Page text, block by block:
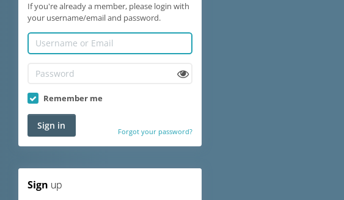
If you're already a member, please login with
your username/email and password.
Remember me
Sign in
Forgot your password?
Sign up